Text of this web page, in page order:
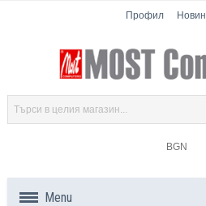
Профил
BGN
Menu